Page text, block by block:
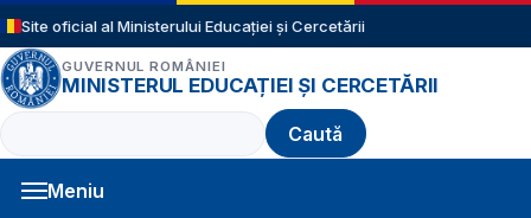
Sari la conținutul principal
Site oficial al Ministerului Educației și Cercetării
GUVERNUL ROMÂNIEI
MINISTERUL EDUCAȚIEI ȘI CERCETĂRII
Caută
Meniu